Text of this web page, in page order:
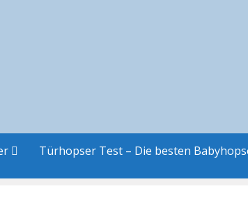
Türhopser Test – Die besten